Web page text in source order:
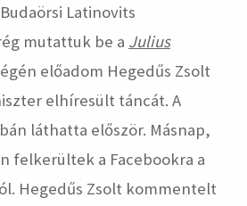
Latinovits
mutattuk be a Julius
előadom Hegedűs Zsolt
elhíresült táncát. A
láthatta először. Másnap,
felkerültek a Facebookra a
Hegedűs Zsolt kommentelt